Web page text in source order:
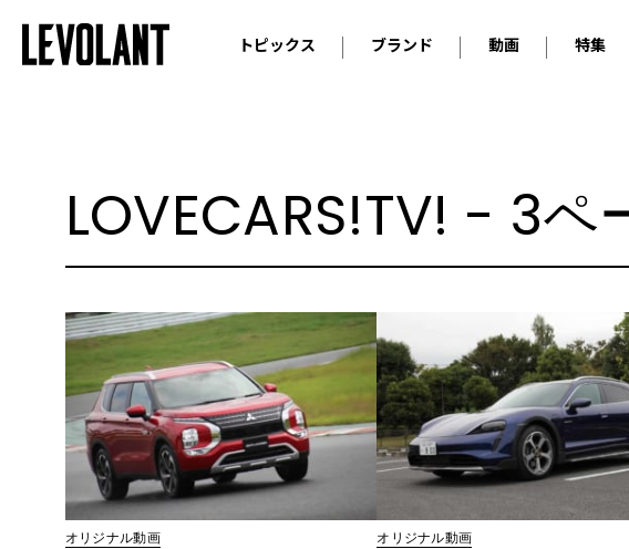
トピックス
コラム
ブランド
プジョー
ル
ベントレー
ランドローバー
MINI
ボルボ
ジープ
テ
動画 特集
ホイー
LOVECARS!TV! - 3ペ
オリジナル動画 オリジナル動画